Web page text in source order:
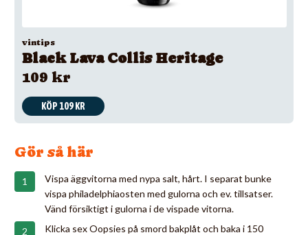
vintips
Black Lava Collis Heritage
109 kr
KÖP 109 KR
Gör så här
Vispa äggvitorna med nypa salt, hårt. I separat bunke
vispa philadelphiaosten med gulorna och ev. tillsatser.
Vänd försiktigt i gulorna i de vispade vitorna.
Klicka sex Oopsies på smord bakplåt och baka i 150